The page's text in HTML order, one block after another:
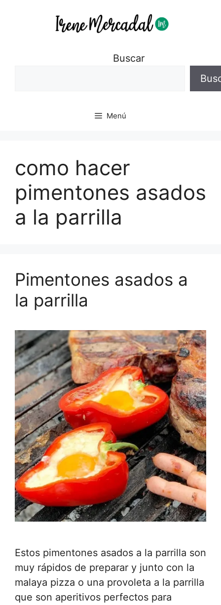
Buscar
Menú
como hacer
pimentones asados
a la parrilla
Pimentones asados a
la parrilla
Estos pimentones asados a la parrilla son
muy rápidos de preparar y junto con la
malaya pizza o una provoleta a la parrilla
que son aperitivos perfectos para